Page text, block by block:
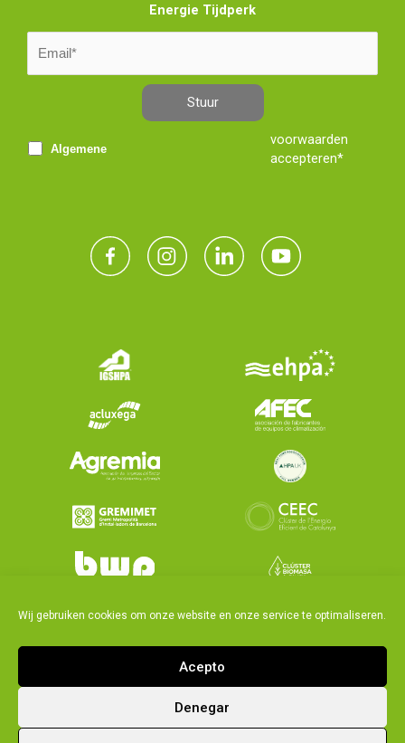
Wij gebruiken cookies om onze website en onze service te optimaliseren.
Acepto
Denegar
Energie Tijdperk
Stuur
Algemene
voorwaarden
accepteren*
Kwaliteitsbeleid|Legal notice and privacy policy|